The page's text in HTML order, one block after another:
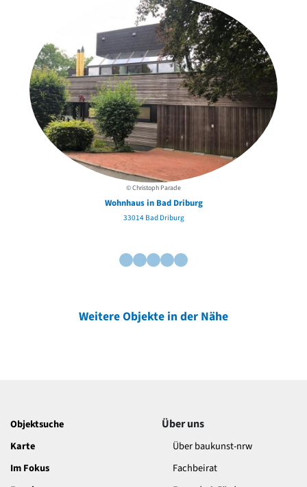
© Christoph Parade
Wohnhaus in Bad Driburg
33014 Bad Driburg
Weitere Objekte in der Nähe
Objektsuche
Karte
Im Fokus
Über uns
Über baukunst-nrw
Fachbeirat